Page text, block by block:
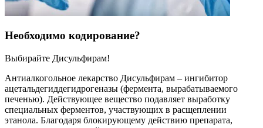
Необходимо кодирование?
Выбирайте Дисульфирам!
Антиалкогольное лекарство Дисульфирам – ингибитор
ацетальдегиддегидрогеназы (фермента, вырабатываемого
печенью). Действующее вещество подавляет выработку
специальных ферментов, участвующих в расщеплении
этанола. Благодаря блокирующему действию препарата,